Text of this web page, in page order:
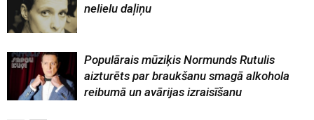
nelielu daļiņu
Populārais mūziķis Normunds Rutulis
aizturēts par braukšanu smagā alkohola
reibumā un avārijas izraisīšanu